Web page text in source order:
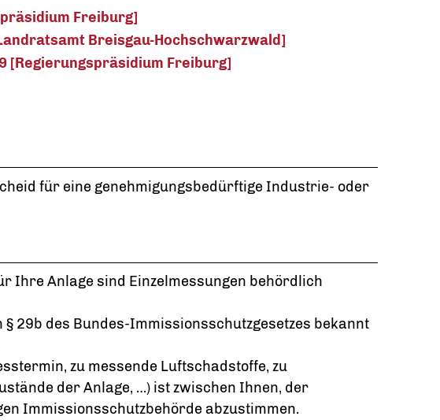
Freiburg]
Breisgau-Hochschwarzwald]
[Regierungspräsidium Freiburg]
für eine genehmigungsbedürftige Industrie- oder
Ihre Anlage sind Einzelmessungen behördlich
§ 29b des Bundes-Immissionsschutzgesetzes bekannt
zu messende Luftschadstoffe, zu
der Anlage, …) ist zwischen Ihnen, der
Immissionsschutzbehörde abzustimmen.